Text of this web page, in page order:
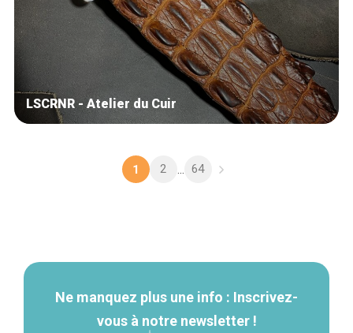
LSCRNR - Atelier du Cuir
1 2 ... 64
Ne manquez plus une info : Inscrivez-
vous à notre newsletter !